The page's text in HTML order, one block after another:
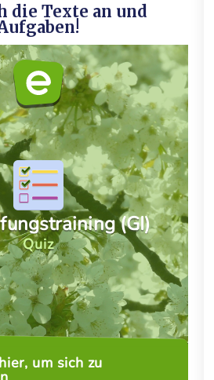
die Texte an und